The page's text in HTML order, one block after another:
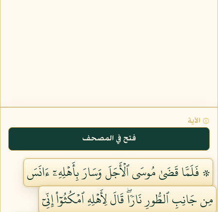
۞ الآية
فتح في المصحف
۞ فَلَمَّا قَضَىٰ مُوسَى ٱلۡأَجَلَ وَسَارَ بِأَهۡلِهِۦٓ ءَانَسَ
مِن جَانِبِ ٱلطُّورِ نَارٗاۖ قَالَ لِأَهۡلِهِ ٱمۡكُثُوٓاْ إِنِّيٓ